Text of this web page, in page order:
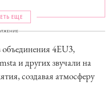
ЕЩЕ
4EU3,
и других звучали на
создавая атмосферу